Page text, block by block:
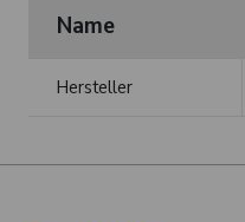
Name
Hersteller